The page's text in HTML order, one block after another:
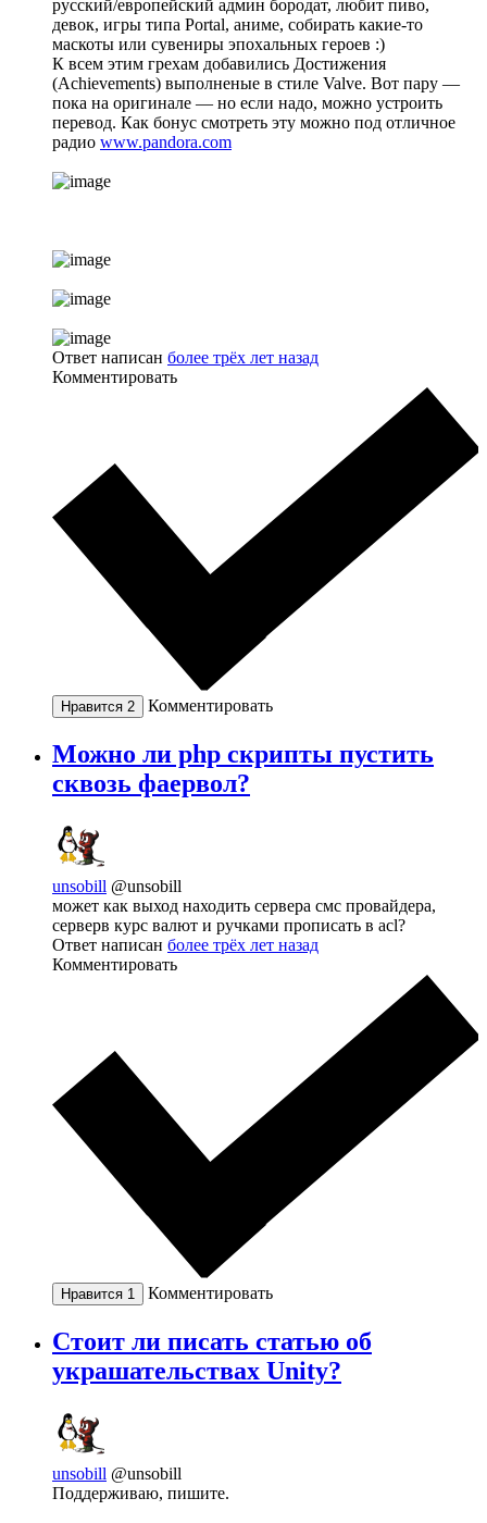
русский/европейский админ бородат, любит пиво,
девок, игры типа Portal, аниме, собирать какие-то
маскоты или сувениры эпохальных героев :)
К всем этим грехам добавились Достижения
(Achievements) выполненые в стиле Valve. Вот пару —
пока на оригинале — но если надо, можно устроить
перевод. Как бонус смотреть эту можно под отличное
радио www.pandora.com
Ответ написан более трёх лет назад
Комментировать
Нравится 2 Комментировать
Можно ли php скрипты пустить
сквозь фаервол?
unsobill @unsobill
может как выход находить сервера смс провайдера,
серверв курс валют и ручками прописать в acl?
Ответ написан более трёх лет назад
Комментировать
Нравится 1 Комментировать
Стоит ли писать статью об
украшательствах Unity?
unsobill @unsobill
Поддерживаю, пишите.